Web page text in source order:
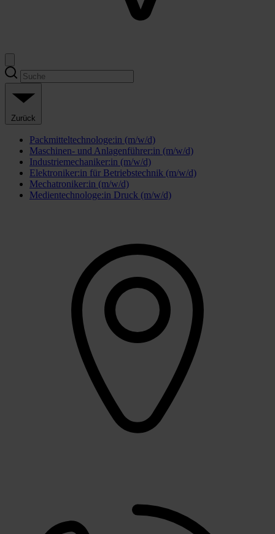
Zurück
Packmitteltechnologe:in (m/w/d)
Maschinen- und Anlagenführer:in (m/w/d)
Industriemechaniker:in (m/w/d)
Elektroniker:in für Betriebstechnik (m/w/d)
Mechatroniker:in (m/w/d)
Medientechnologe:in Druck (m/w/d)